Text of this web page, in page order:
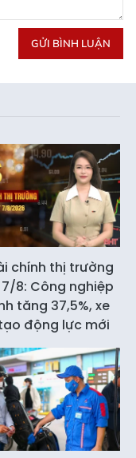
GỬI BÌNH LUẬN
chính thị trường
8: Công nghiệp
tăng 37,5%, xe
động lực mới